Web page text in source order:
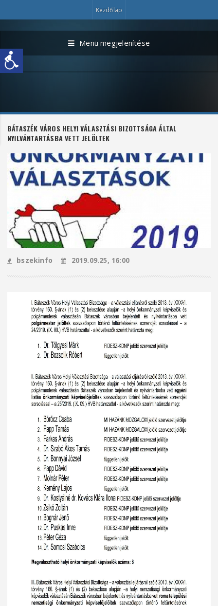
Kezdőlap
Menü megjelenítése
BÁTASZÉK VÁROS HELYI VÁLASZTÁSI BIZOTTSÁGA ÁLTAL
NYILVÁNTARTÁSBA VETT JELÖLTEK
bszekinfo 2019.09.25, 16:00